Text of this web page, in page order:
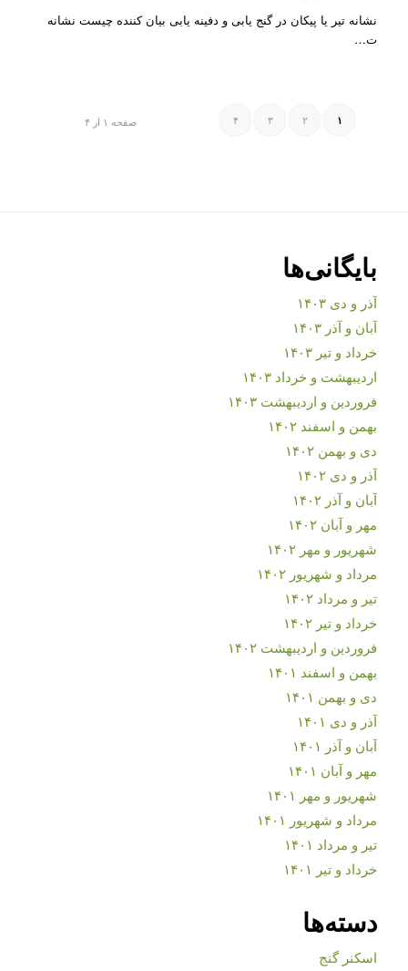
نشانه تیر یا پیکان در گنج یابی و دفینه یابی بیان کننده چیست نشانه
ت…
صفحه ۱ از ۴ ۱ ۲ ۳ ۴
بایگانی‌ها
آذر و دی ۱۴۰۳
آبان و آذر ۱۴۰۳
خرداد و تیر ۱۴۰۳
اردیبهشت و خرداد ۱۴۰۳
فروردین و اردیبهشت ۱۴۰۳
بهمن و اسفند ۱۴۰۲
دی و بهمن ۱۴۰۲
آذر و دی ۱۴۰۲
آبان و آذر ۱۴۰۲
مهر و آبان ۱۴۰۲
شهریور و مهر ۱۴۰۲
مرداد و شهریور ۱۴۰۲
تیر و مرداد ۱۴۰۲
خرداد و تیر ۱۴۰۲
فروردین و اردیبهشت ۱۴۰۲
بهمن و اسفند ۱۴۰۱
دی و بهمن ۱۴۰۱
آذر و دی ۱۴۰۱
آبان و آذر ۱۴۰۱
مهر و آبان ۱۴۰۱
شهریور و مهر ۱۴۰۱
مرداد و شهریور ۱۴۰۱
تیر و مرداد ۱۴۰۱
خرداد و تیر ۱۴۰۱
دسته‌ها
اسکنر گنج